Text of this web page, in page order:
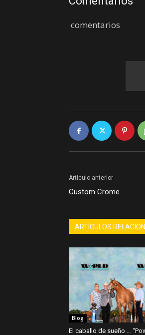
comentarios
Artículo anterior
Custom Crome
ARTÍCULOS
Blog
El caballo de sueño …